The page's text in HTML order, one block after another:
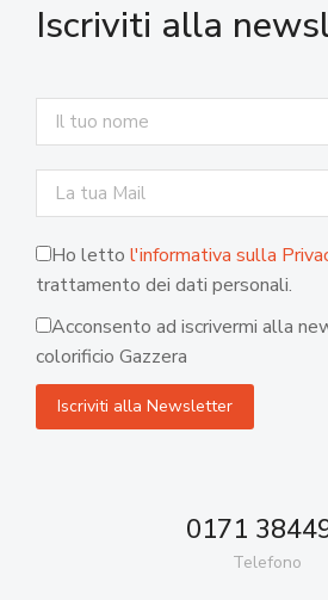
Iscriviti alla
Ho letto l'informativa sulla
trattamento dei dati personali.
Acconsento ad iscrivermi alla
colorificio Gazzera
0171
Telefono